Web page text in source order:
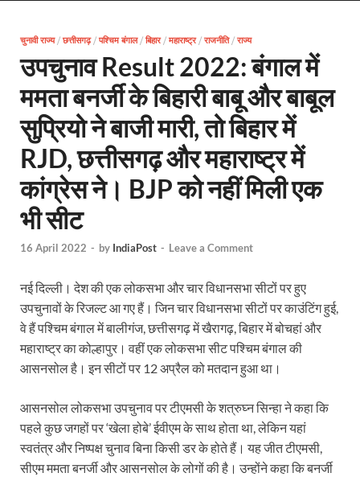
UP Kanwar Yatra: कांवड़ यात्रा से पहले सभी धार्मिक
Bharat Tex 2026: टेक्सटाइल निवेश के प्रमुख गंतव्य के
Shri Ram Mandir: श्रीराम मंदिर चढ़ावा चोरी के
CM Yogi Barabanki Visit: मुख्यमंत्री योगी आदित्यनाथ
The Kshitij Show: द क्षितिज शो में पहुंचे जुयाल और
Lok Sanvardhan Parva: देहरादून में मुख्यमंत्री पुष्कर सिंह
Dr.Teejan Bai: विश्वविख्यात पंडवानी गायिका, पद्म
Khatipura Mega Coach Care Terminal: खातीपुरा में
Sundarpura Railway Station: खाटू श्याम जी के भक्तो
आ गई यूपी बीजेपी संगठन की लिस्ट, देखिए कौन-कौन है इस
Chhattisgarh UCC: छत्तीसगढ़ में UCC का खाका तैयार
चुनावी राज्य/ छत्तीसगढ़/ पश्चिम बंगाल/ बिहार/ महाराष्ट्र/ राजनीति/ राज्य
उपचुनाव Result 2022: बंगाल में
ममता बनर्जी के बिहारी बाबू और बाबूल
सुप्रियो ने बाजी मारी, तो बिहार में
RJD, छत्तीसगढ़ और महाराष्ट्र में
कांग्रेस ने। BJP को नहीं मिली एक
भी सीट
16 April 2022 - by IndiaPost - Leave a Comment
नई दिल्ली। देश की एक लोकसभा और चार विधानसभा सीटों पर हुए
उपचुनावों के रिजल्ट आ गए हैं। जिन चार विधानसभा सीटों पर काउंटिंग हुई,
वे हैं पश्चिम बंगाल में बालीगंज, छत्तीसगढ़ में खैरागढ़, बिहार में बोचहां और
महाराष्ट्र का कोल्हापुर। वहीं एक लोकसभा सीट पश्चिम बंगाल की
आसनसोल है। इन सीटों पर 12 अप्रैल को मतदान हुआ था।
आसनसोल लोकसभा उपचुनाव पर टीएमसी के शत्रुघ्न सिन्हा ने कहा कि
पहले कुछ जगहों पर ‘खेला होबे’ ईवीएम के साथ होता था, लेकिन यहां
स्वतंत्र और निष्पक्ष चुनाव बिना किसी डर के होते हैं। यह जीत टीएमसी,
सीएम ममता बनर्जी और आसनसोल के लोगों की है। उन्होंने कहा कि बनर्जी